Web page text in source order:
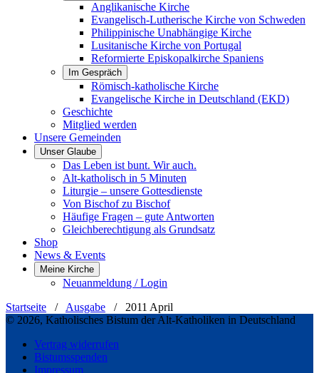
Anglikanische Kirche
Evangelisch-Lutherische Kirche von Schweden
Philippinische Unabhängige Kirche
Lusitanische Kirche von Portugal
Reformierte Episkopalkirche Spaniens
Im Gespräch
Römisch-katholische Kirche
Evangelische Kirche in Deutschland (EKD)
Geschichte
Mitglied werden
Unsere Gemeinden
Unser Glaube
Das Leben ist bunt. Wir auch.
Alt-katholisch in 5 Minuten
Liturgie – unsere Gottesdienste
Von Bischof zu Bischof
Häufige Fragen – gute Antworten
Gleichberechtigung als Grundsatz
Shop
News & Events
Meine Kirche
Neuanmeldung / Login
Startseite / Ausgabe / 2011 April
© 2026, Katholisches Bistum der Alt-Katholiken in Deutschland
Vertrag widerrufen
Bistumsspenden
Impressum